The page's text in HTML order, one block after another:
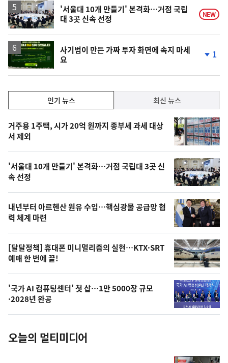
'서울대 10개 만들기' 본격화…거점 국립
대 3곳 신속 선정
NEW
사기범이 만든 가짜 투자 화면에 속지 마세
요
하
락
1
기,
최
신,
오
늘
의
영
상
오
늘
의
사
진
인기 뉴스 최신 뉴스
기
뉴
스
거주용 1주택, 시가 20억 원까지 종부세 과세 대상
서 제외
'서울대 10개 만들기' 본격화…거점 국립대 3곳 신
속 선정
내년부터 아르헨산 원유 수입…핵심광물 공급망 협
력 체계 마련
[달달정책] 휴대폰 미니멀리즘의 실현…KTX·SRT
예매 한 번에 끝!
'국가 AI 컴퓨팅센터' 첫 삽…1만 5000장 규모
·2028년 완공
오늘의 멀티미디어